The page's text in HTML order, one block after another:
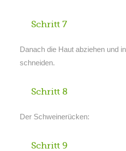
Schritt 7
Danach die Haut abziehen und
schneiden.
Schritt 8
Der Schweinerücken:
Schritt 9